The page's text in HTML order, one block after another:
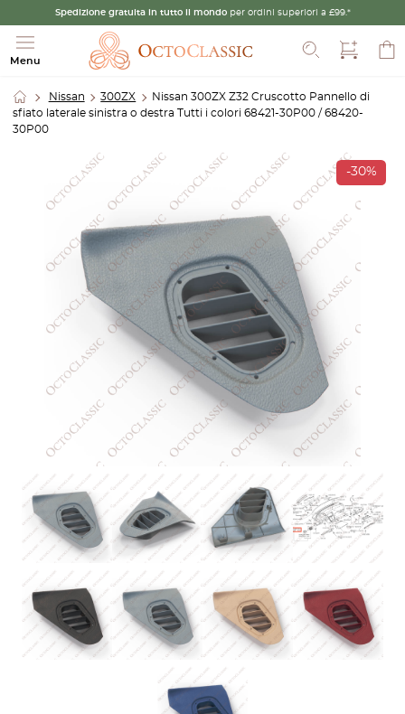
Spedizione gratuita in tutto il mondo per ordini superiori a £99.*
Menu
Cerca
Nissan 300ZX
Nissan 300ZX Z32 Cruscotto Pannello di
sfiato laterale sinistra o destra Tutti i colori 68421-30P00 / 68420-
30P00
-30%